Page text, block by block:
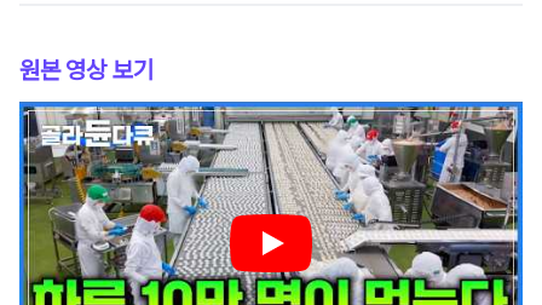
원본 영상 보기